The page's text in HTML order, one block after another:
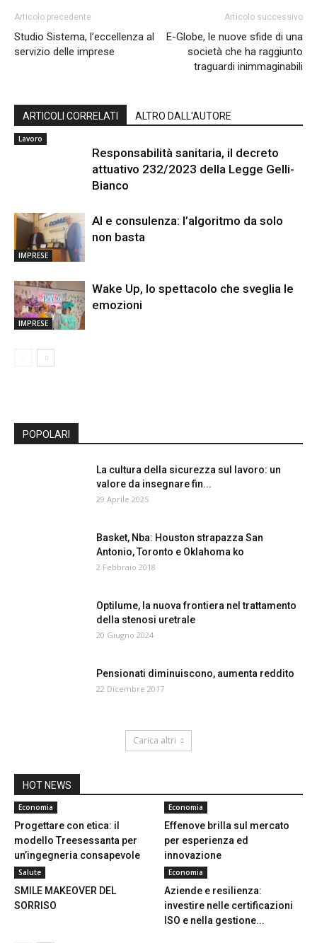
Articolo precedente
Studio Sistema, l’eccellenza al
servizio delle imprese
Articolo successivo
E-Globe, le nuove sfide di una
società che ha raggiunto
traguardi inimmaginabili
ARTICOLI CORRELATI ALTRO DALL'AUTORE
Lavoro
Responsabilità sanitaria, il decreto
attuativo 232/2023 della Legge Gelli-
Bianco
IMPRESE
AI e consulenza: l’algoritmo da solo
non basta
IMPRESE
Wake Up, lo spettacolo che sveglia le
emozioni
POPOLARI
La cultura della sicurezza sul lavoro: un
valore da insegnare fin...
29 Aprile 2025
Basket, Nba: Houston strapazza San
Antonio, Toronto e Oklahoma ko
2 Febbraio 2018
Optilume, la nuova frontiera nel trattamento
della stenosi uretrale
20 Giugno 2024
Pensionati diminuiscono, aumenta reddito
22 Dicembre 2017
Carica altri
HOT NEWS
Economia
Progettare con etica: il
modello Treesessanta per
un’ingegneria consapevole
Economia
Effenove brilla sul mercato
per esperienza ed
innovazione
Salute
SMILE MAKEOVER DEL
SORRISO
Economia
Aziende e resilienza:
investire nelle certificazioni
ISO e nella gestione...